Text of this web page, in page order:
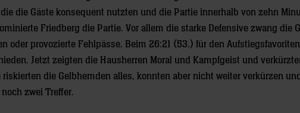
die Gäste konsequent nutzten und die Partie innerhalb von zehn
Friedberg die Partie. Vor allem die starke Defensive zwang die
oder provozierte Fehlpässe. Beim 26:21 (53.) für den
Jetzt zeigten die Hausherren Moral und Kampfgeist und
die Gelbhemden alles, konnten aber nicht weiter verkürzen
zwei Treffer.